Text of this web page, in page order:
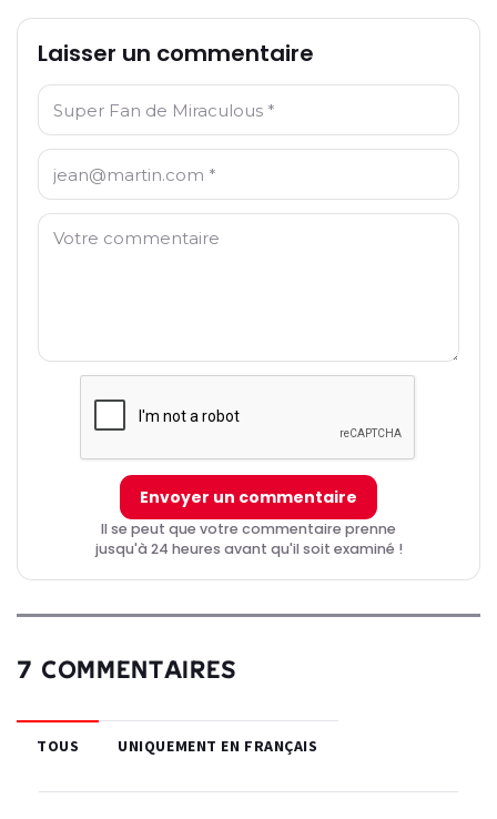
Laisser un commentaire
Nom: *
Email: *
Commentaire: *
Envoyer un commentaire
Il se peut que votre commentaire prenne
jusqu'à 24 heures avant qu'il soit examiné !
7 COMMENTAIRES
TOUS UNIQUEMENT EN FRANÇAIS